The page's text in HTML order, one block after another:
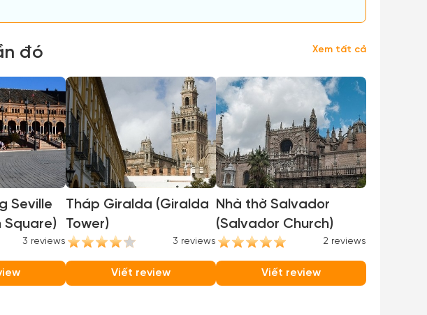
đó Xem tất cả
Seville
Square)
3 reviews
Tháp Giralda (Giralda
Tower)
3 reviews
Viết review
Nhà thờ Salvador
(Salvador Church)
2 reviews
Viết review